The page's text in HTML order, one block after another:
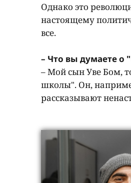
Однако это
настоящему
все.
– Что вы думаете о
– Мой сын Уве Бом,
школы". Он,
рассказывают